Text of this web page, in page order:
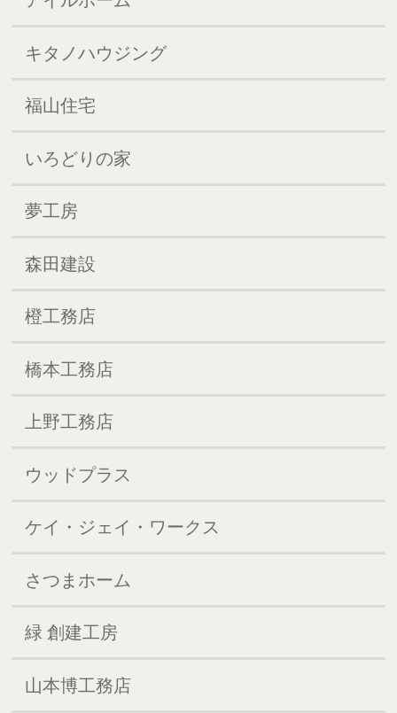
キタノハウジング
福山住宅
いろどりの家
夢工房
森田建設
橙工務店
橋本工務店
上野工務店
ウッドプラス
ケイ・ジェイ・ワークス
さつまホーム
緑 創建工房
山本博工務店